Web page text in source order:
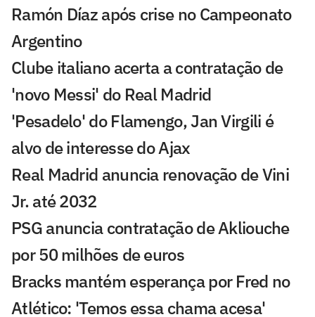
Ramón Díaz após crise no Campeonato
Argentino
Clube italiano acerta a contratação de
'novo Messi' do Real Madrid
'Pesadelo' do Flamengo, Jan Virgili é
alvo de interesse do Ajax
Real Madrid anuncia renovação de Vini
Jr. até 2032
PSG anuncia contratação de Akliouche
por 50 milhões de euros
Bracks mantém esperança por Fred no
Atlético: 'Temos essa chama acesa'